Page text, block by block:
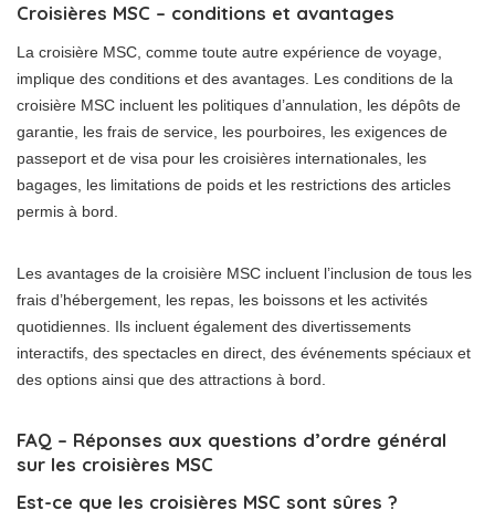
Croisières MSC – conditions et avantages
La croisière MSC, comme toute autre expérience de voyage,
implique des conditions et des avantages. Les conditions de la
croisière MSC incluent les politiques d’annulation, les dépôts de
garantie, les frais de service, les pourboires, les exigences de
passeport et de visa pour les croisières internationales, les
bagages, les limitations de poids et les restrictions des articles
permis à bord.
Les avantages de la croisière MSC incluent l’inclusion de tous les
frais d’hébergement, les repas, les boissons et les activités
quotidiennes. Ils incluent également des divertissements
interactifs, des spectacles en direct, des événements spéciaux et
des options ainsi que des attractions à bord.
FAQ – Réponses aux questions d’ordre général
sur les croisières MSC
Est-ce que les croisières MSC sont sûres ?